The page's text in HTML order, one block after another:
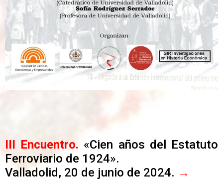
III Encuentro. «Cien años del Estatuto
Ferroviario de 1924».
Valladolid, 20 de junio de 2024. →